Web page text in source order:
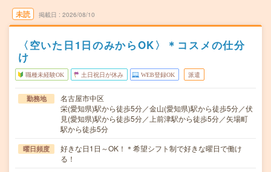
未読 掲載日 2026/08/10
〈空いた日1日のみからOK〉＊コスメの仕分
け
職種未経験OK 土日祝日が休み WEB登録OK 派遣
勤務地
名古屋市中区
栄(愛知県)駅から徒歩5分／金山(愛知県)駅から徒歩5分／伏
見(愛知県)駅から徒歩5分／上前津駅から徒歩5分／矢場町
駅から徒歩5分
曜日頻度
好きな日1日～OK！＊希望シフト制で好きな曜日で働け
る！